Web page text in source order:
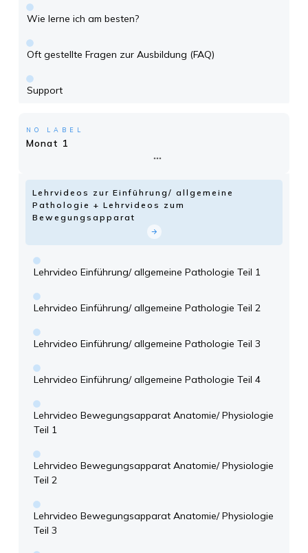
Wie lerne ich am besten?
Oft gestellte Fragen zur Ausbildung (FAQ)
Support
NO LABEL
Monat 1
Lehrvideos zur Einführung/ allgemeine
Pathologie + Lehrvideos zum
Bewegungsapparat
Lehrvideo Einführung/ allgemeine Pathologie Teil 1
Lehrvideo Einführung/ allgemeine Pathologie Teil 2
Lehrvideo Einführung/ allgemeine Pathologie Teil 3
Lehrvideo Einführung/ allgemeine Pathologie Teil 4
Lehrvideo Bewegungsapparat Anatomie/ Physiologie
Teil 1
Lehrvideo Bewegungsapparat Anatomie/ Physiologie
Teil 2
Lehrvideo Bewegungsapparat Anatomie/ Physiologie
Teil 3